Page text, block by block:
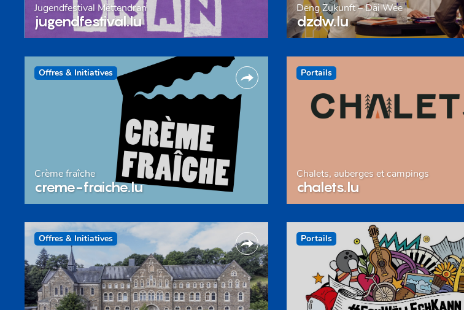
Jugendfestival Mëttendran
jugendfestival.lu
Deng Zukunft – Däi Wee
dzdw.lu
Offres & Initiatives
Crème fraîche
creme-fraiche.lu
Portails
Chalets, auberges et campings
chalets.lu
Offres & Initiatives Portails